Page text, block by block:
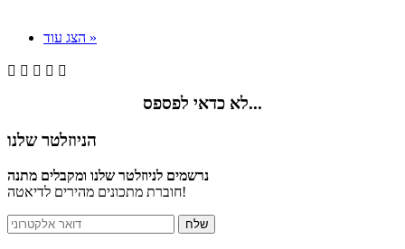
הצג עוד »
    
לא כדאי לפספס...
הניוזלטר שלנו
נרשמים לניוזלטר שלנו ומקבלים מתנה
חוברת מתכונים מהירים לדיאטה!